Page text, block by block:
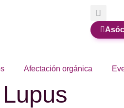
Afectación orgánica